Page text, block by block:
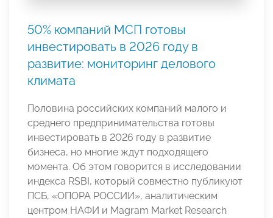
50% компаний МСП готовы
инвестировать в 2026 году в
развитие: мониторинг делового
климата
Половина российских компаний малого и
среднего предпринимательства готовы
инвестировать в 2026 году в развитие
бизнеса, но многие ждут подходящего
момента. Об этом говорится в исследовании
индекса RSBI, который совместно публикуют
ПСБ, «ОПОРА РОССИИ», аналитическим
центром НАФИ и Magram Market Research